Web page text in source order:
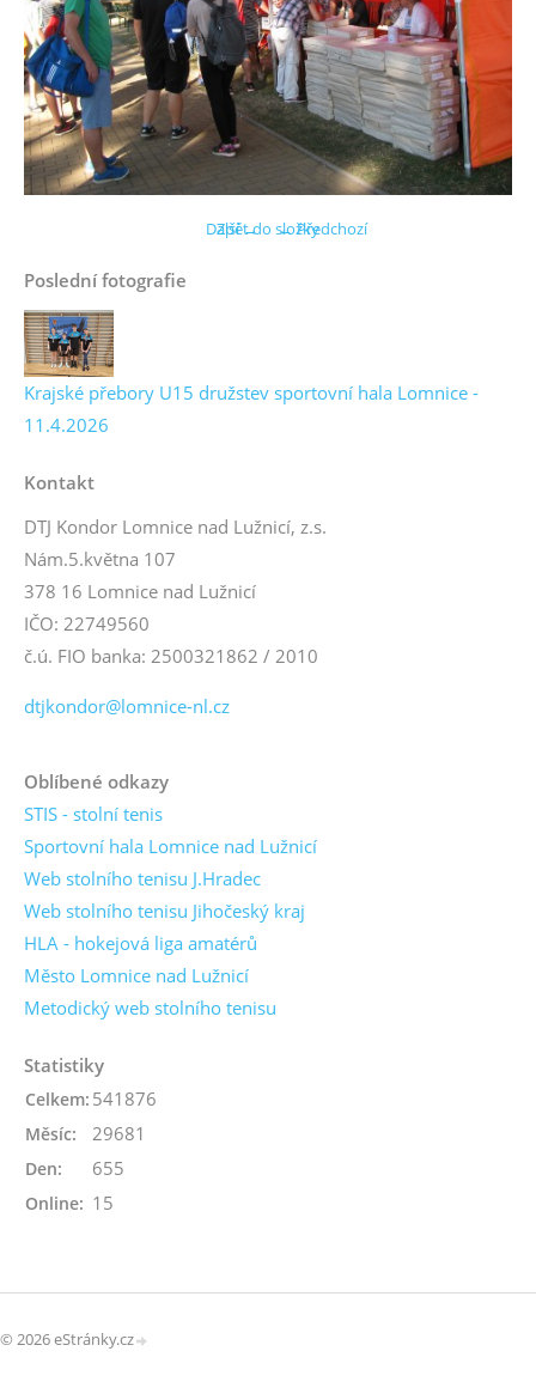
← Předchozí
Další →
Zpět do složky
Poslední fotografie
Krajské přebory U15 družstev sportovní hala Lomnice -
11.4.2026
Kontakt
DTJ Kondor Lomnice nad Lužnicí, z.s.
Nám.5.května 107
378 16 Lomnice nad Lužnicí
IČO: 22749560
č.ú. FIO banka: 2500321862 / 2010
dtjkondor@lomnice-nl.cz
Oblíbené odkazy
STIS - stolní tenis
Sportovní hala Lomnice nad Lužnicí
Web stolního tenisu J.Hradec
Web stolního tenisu Jihočeský kraj
HLA - hokejová liga amatérů
Město Lomnice nad Lužnicí
Metodický web stolního tenisu
Statistiky
Online: 15
Celkem: 541876
Měsíc: 29681
Den: 655
© 2026 eStránky.cz